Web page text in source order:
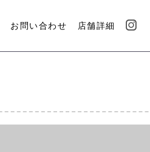
お問い合わせ 店舗詳細